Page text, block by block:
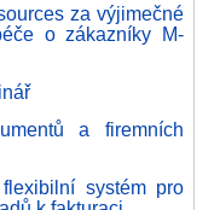
za výjimečné
o zákazníky M-
a firemních
systém pro